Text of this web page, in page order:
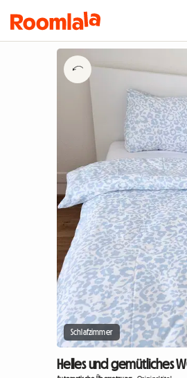
Schlafzimmer
Helles und gemütliches